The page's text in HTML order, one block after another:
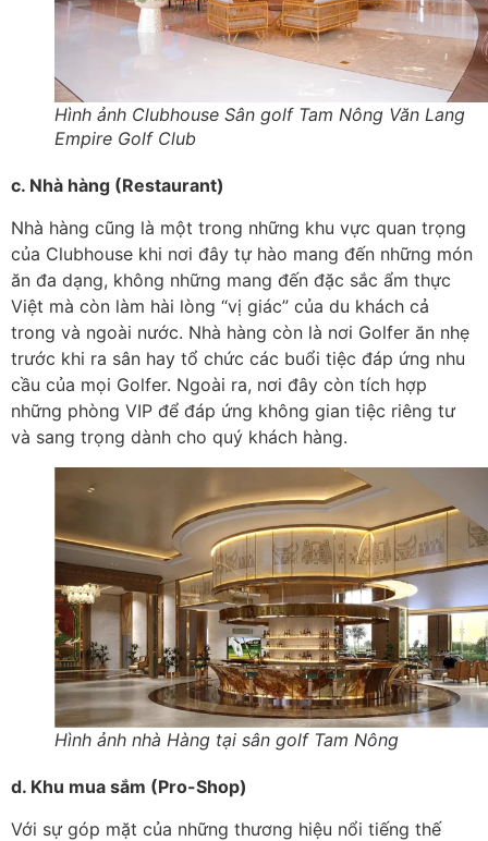
Hình ảnh Clubhouse Sân golf Tam Nông Văn Lang
Empire Golf Club
c. Nhà hàng (Restaurant)
Nhà hàng cũng là một trong những khu vực quan trọng
của Clubhouse khi nơi đây tự hào mang đến những món
ăn đa dạng, không những mang đến đặc sắc ẩm thực
Việt mà còn làm hài lòng “vị giác” của du khách cả
trong và ngoài nước. Nhà hàng còn là nơi Golfer ăn nhẹ
trước khi ra sân hay tổ chức các buổi tiệc đáp ứng nhu
cầu của mọi Golfer. Ngoài ra, nơi đây còn tích hợp
những phòng VIP để đáp ứng không gian tiệc riêng tư
và sang trọng dành cho quý khách hàng.
Hình ảnh nhà Hàng tại sân golf Tam Nông
d. Khu mua sắm (Pro-Shop)
Với sự góp mặt của những thương hiệu nổi tiếng thế